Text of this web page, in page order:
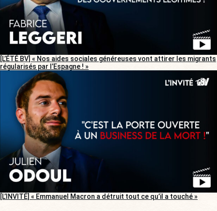
[L’ÉTÉ BV] « Nos aides sociales généreuses vont attirer les migrants
régularisés par l’Espagne ! »
[L’INVITÉ] « Emmanuel Macron a détruit tout ce qu’il a touché »